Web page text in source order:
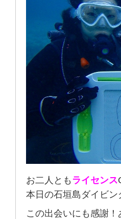
お二人とも ライセンス
本日の石垣島ダイビン
この出会いにも感謝